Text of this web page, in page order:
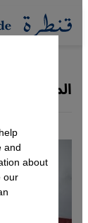
springen
المعارضة
about